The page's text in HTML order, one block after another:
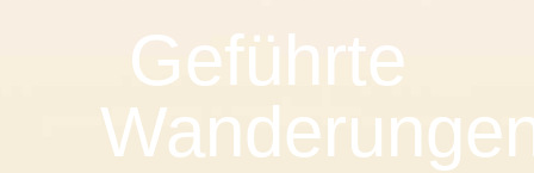
Geführte
3:00